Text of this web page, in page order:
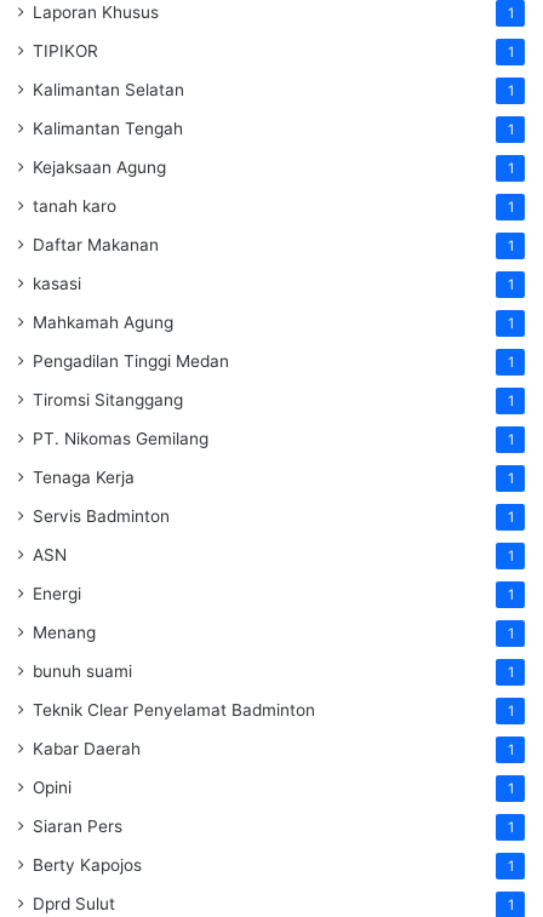
Laporan Khusus 1
TIPIKOR 1
Kalimantan Selatan 1
Kalimantan Tengah 1
Kejaksaan Agung 1
tanah karo 1
Daftar Makanan 1
kasasi 1
Mahkamah Agung 1
Pengadilan Tinggi Medan 1
Tiromsi Sitanggang 1
PT. Nikomas Gemilang 1
Tenaga Kerja 1
Servis Badminton 1
ASN 1
Energi 1
Menang 1
bunuh suami 1
Teknik Clear Penyelamat Badminton 1
Kabar Daerah 1
Opini 1
Siaran Pers 1
Berty Kapojos 1
Dprd Sulut 1